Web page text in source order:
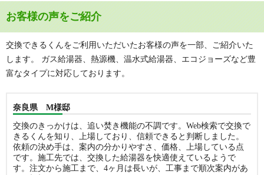
お客様の声をご紹介
交換できるくんをご利用いただいたお客様の声を一部、ご紹介いた
します。 ガス給湯器、熱源機、温水式給湯器、エコジョーズなど豊
富なタイプに対応しております。
奈良県 M様邸
交換のきっかけは、追い焚き機能の不調です。Web検索で交換で
きるくんを知り、上場しており、信頼できると判断しました。
依頼の決め手は、案内の分かりやすさ、価格、上場している点
です。施工先では、交換した給湯器を快適使えているようで
す。注文から施工まで、4ヶ月は長いが、工事まで順次案内があ